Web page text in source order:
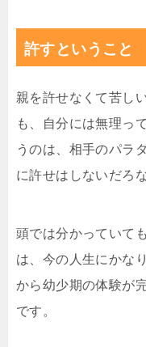
許すということ
親を許せなくて苦し
も、自分には無理っ
うのは、相手のパラ
に許せはしないだろ
頭では分かっていて
は、今の人生にかな
から幼少期の体験が
です。